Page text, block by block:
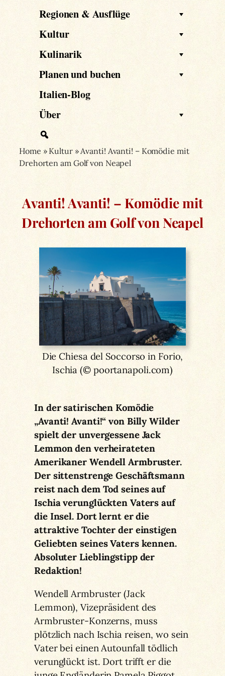
Regionen & Ausflüge
Kultur
Kulinarik
Planen und buchen
Italien-Blog
Über
Home » Kultur»Avanti! Avanti! – Komödie mit
Drehorten am Golf von Neapel
Avanti! Avanti! – Komödie mit
Drehorten am Golf von Neapel
Die Chiesa del Soccorso in Forio,
Ischia (© poortanapoli.com)
In der satirischen Komödie
„Avanti! Avanti!“ von Billy Wilder
spielt der unvergessene Jack
Lemmon den verheirateten
Amerikaner Wendell Armbruster.
Der sittenstrenge Geschäftsmann
reist nach dem Tod seines auf
Ischia verunglückten Vaters auf
die Insel. Dort lernt er die
attraktive Tochter der einstigen
Geliebten seines Vaters kennen.
Absoluter Lieblingstipp der
Redaktion!
Wendell Armbruster (Jack
Lemmon), Vizepräsident des
Armbruster-Konzerns, muss
plötzlich nach Ischia reisen, wo sein
Vater bei einen Autounfall tödlich
verunglückt ist. Dort trifft er die